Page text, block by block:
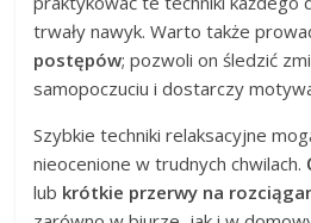
trwały nawyk. Warto także
postępów; pozwoli on śledzić
samopoczuciu i dostarczy
Szybkie techniki relaksacyjne
nieocenione w trudnych chwilach.
lub krótkie przerwy na